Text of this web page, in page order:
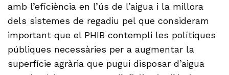
amb l’eficiència en l’ús de l’aigua i la millora
dels sistemes de regadiu pel que consideram
important que el PHIB contempli les polítiques
públiques necessàries per a augmentar la
superfície agrària que pugui disposar d’aigua